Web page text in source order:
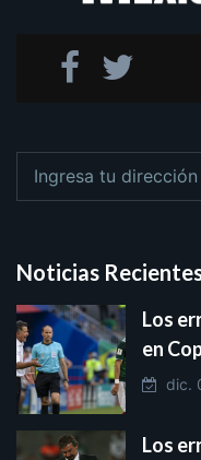
Noticias
Los
en
dic.
Los